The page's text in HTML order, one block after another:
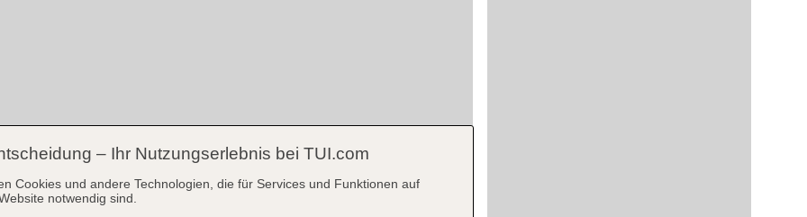
– Ihr Nutzungserlebnis bei TUI.com
Cookies und andere Technologien, die für Services und Funktionen auf
notwendig sind.